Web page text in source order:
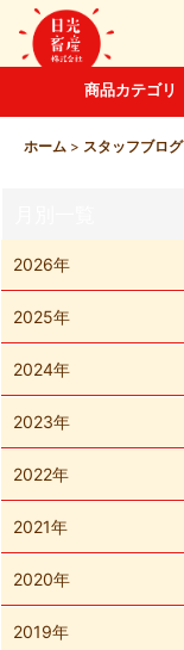
商品カテゴリ
ホーム > スタッフブログ
2026年
2025年
2024年
2023年
2022年
2021年
2020年
2019年